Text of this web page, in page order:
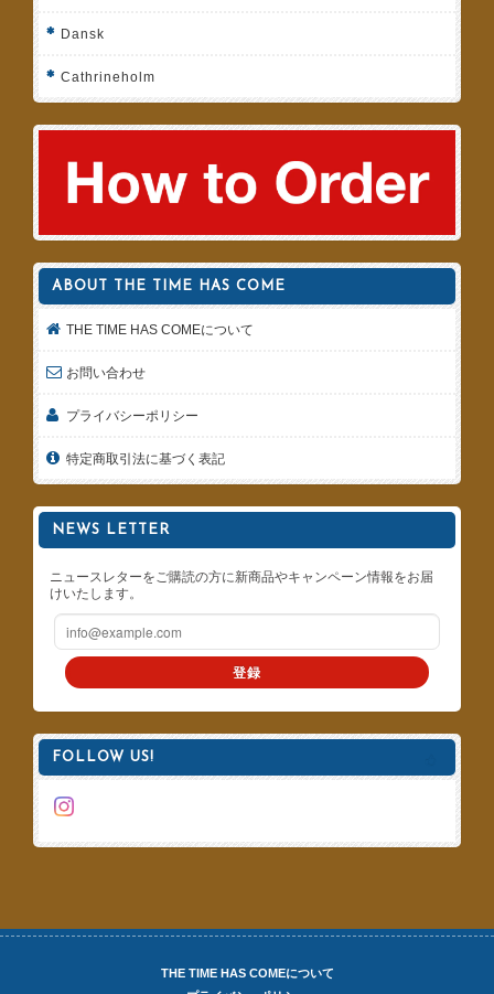
Dansk
Cathrineholm
ABOUT THE TIME HAS COME
THE TIME HAS COMEについて
お問い合わせ
プライバシーポリシー
特定商取引法に基づく表記
NEWS LETTER
ニュースレターをご購読の方に新商品やキャンペーン情報をお届
けいたします。
登録
FOLLOW US!
THE TIME HAS COMEについて